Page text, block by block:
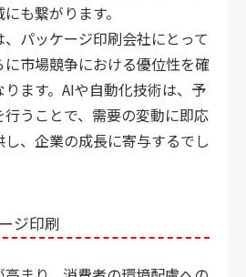
も繋がります。
パッケージ印刷会社にとって
市場競争における優位性を確
ます。AIや自動化技術は、予
うことで、需要の変動に即応
、企業の成長に寄与するでし
ジ印刷